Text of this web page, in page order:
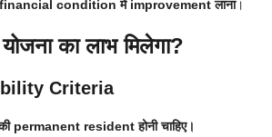
financial condition में improvement लाना।
का लाभ मिलेगा?
Criteria
permanent resident होनी चाहिए।